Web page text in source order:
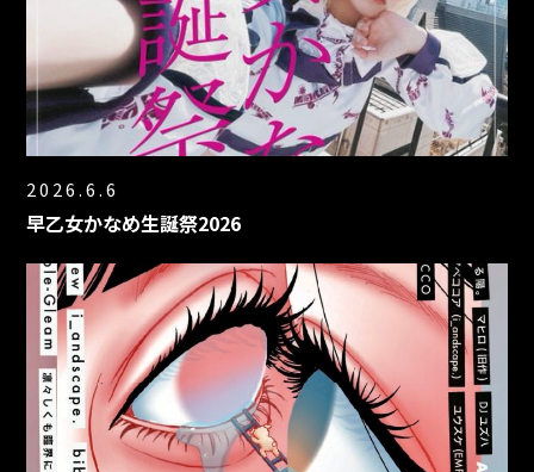
2026.6.6
早乙女かなめ生誕祭2026